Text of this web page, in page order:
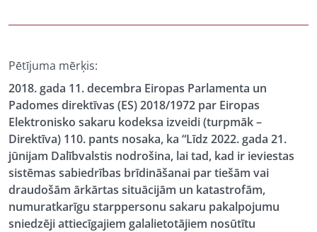
Pētījuma mērķis:
2018. gada 11. decembra Eiropas Parlamenta un
Padomes direktīvas (ES) 2018/1972 par Eiropas
Elektronisko sakaru kodeksa izveidi (turpmāk –
Direktīva) 110. pants nosaka, ka “Līdz 2022. gada 21.
jūnijam Dalībvalstis nodrošina, lai tad, kad ir ieviestas
sistēmas sabiedrības brīdināšanai par tiešām vai
draudošām ārkārtas situācijām un katastrofām,
numuratkarīgu starppersonu sakaru pakalpojumu
sniedzēji attiecīgajiem galalietotājiem nosūtītu